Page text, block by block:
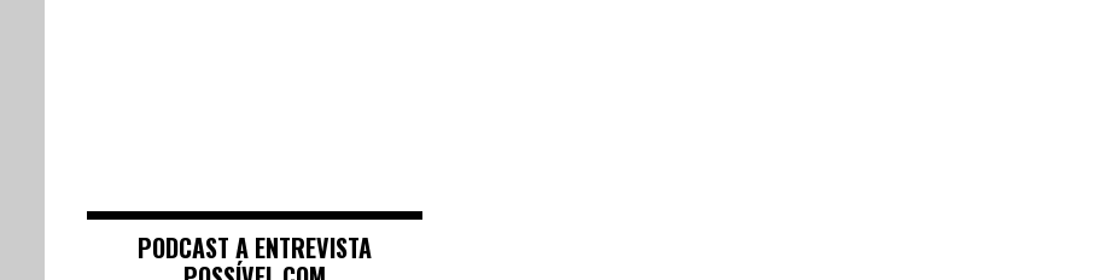
PODCAST A ENTREVISTA